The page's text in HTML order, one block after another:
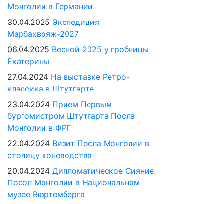
Монголии в Германии
30.04.2025 Экспедиция
Марбахвояж-2027
06.04.2025 Весной 2025 у гробницы
Екатерины
27.04.2024 На выставке Ретро-
классика в Штутгарте
23.04.2024 Прием Первым
бургомистром Штутгарта Посла
Монголии в ФРГ
22.04.2024 Визит Посла Монголии в
столицу коневодства
20.04.2024 Дипломатическое Сияние:
Посол Монголии в Национальном
музее Вюртемберга